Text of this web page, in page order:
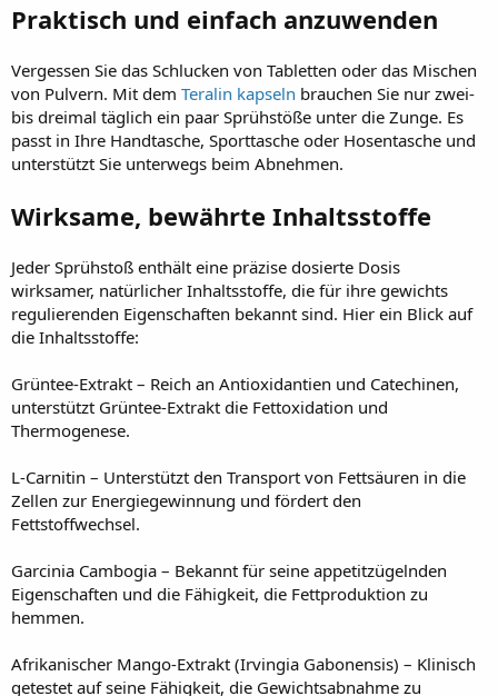
Praktisch und einfach anzuwenden
Vergessen Sie das Schlucken von Tabletten oder das Mischen
von Pulvern. Mit dem Teralin kapseln brauchen Sie nur zwei-
bis dreimal täglich ein paar Sprühstöße unter die Zunge. Es
passt in Ihre Handtasche, Sporttasche oder Hosentasche und
unterstützt Sie unterwegs beim Abnehmen.
Wirksame, bewährte Inhaltsstoffe
Jeder Sprühstoß enthält eine präzise dosierte Dosis
wirksamer, natürlicher Inhaltsstoffe, die für ihre gewichts
regulierenden Eigenschaften bekannt sind. Hier ein Blick auf
die Inhaltsstoffe:
Grüntee-Extrakt – Reich an Antioxidantien und Catechinen,
unterstützt Grüntee-Extrakt die Fettoxidation und
Thermogenese.
L-Carnitin – Unterstützt den Transport von Fettsäuren in die
Zellen zur Energiegewinnung und fördert den
Fettstoffwechsel.
Garcinia Cambogia – Bekannt für seine appetitzügelnden
Eigenschaften und die Fähigkeit, die Fettproduktion zu
hemmen.
Afrikanischer Mango-Extrakt (Irvingia Gabonensis) – Klinisch
getestet auf seine Fähigkeit, die Gewichtsabnahme zu